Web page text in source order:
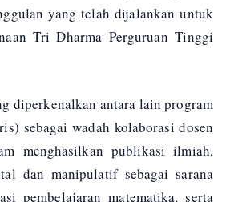
yang telah dijalankan untuk
Tri Dharma Perguruan Tinggi
diperkenalkan antara lain program
sebagai wadah kolaborasi dosen
menghasilkan publikasi ilmiah,
dan manipulatif sebagai sarana
pembelajaran matematika, serta